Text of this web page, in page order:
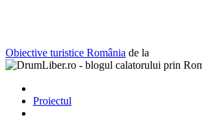
Obiective turistice România de la
Proiectul